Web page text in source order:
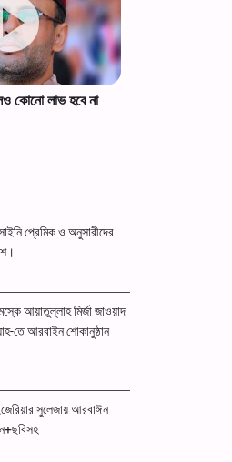
কোনো লাভ হবে না
প্রেমিক ও অনুসারীদের
আয়াতুল্লাহ মির্জা জাওয়াদ
তে আরবাইন শোকানুষ্ঠান
সুলেজায় আরবাঈন